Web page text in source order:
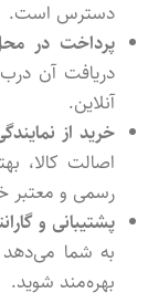
دسترس است.
پرداخت در
دریافت آن
آنلاین.
خرید از
اصالت کالا،
رسمی و معتبر
پشتیبانی و
به شما می‌دهد
بهره‌مند شوید.